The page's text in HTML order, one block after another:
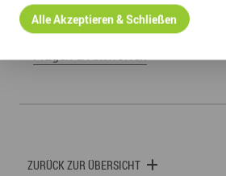
LINKS
Fragen & Antworten
ZURÜCK ZUR ÜBERSICHT
Alle Akzeptieren & Schließen